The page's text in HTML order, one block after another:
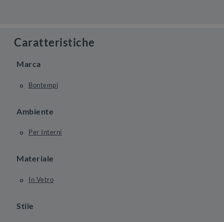
Caratteristiche
Marca
Bontempi
Ambiente
Per Interni
Materiale
In Vetro
Stile